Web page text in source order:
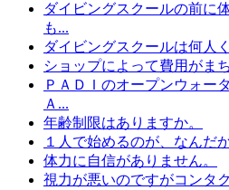
ダイビングスクールの前に
も...
ダイビングスクールは何人
ショップによって費用がま
ＰＡＤＩのオープンウォー
Ａ...
年齢制限はありますか。
１人で始めるのが、なんだ
体力に自信がありません。
視力が悪いのですがコンタ